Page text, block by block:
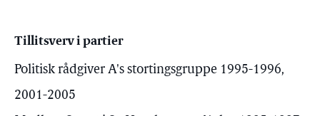
Tillitsverv i partier
Politisk rådgiver A's stortingsgruppe 1995-1996,
2001-2005